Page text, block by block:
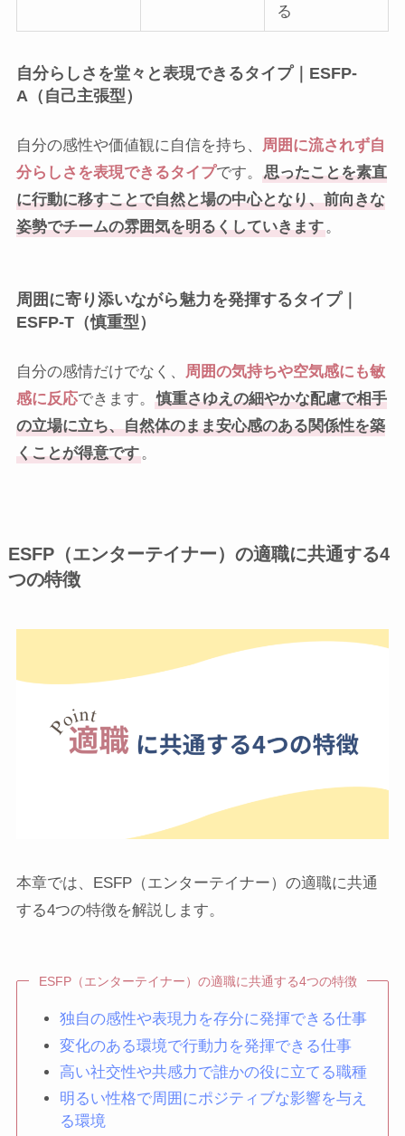
る
自分らしさを堂々と表現できるタイプ｜ESFP-
A（自己主張型）
自分の感性や価値観に自信を持ち、
周囲に流されず自
分らしさを表現できるタイプです。
思ったことを素直
に行動に移すことで自然と場の中心となり、前向きな
姿勢でチームの雰囲気を明るくしていきます。
周囲に寄り添いながら魅力を発揮するタイプ｜
ESFP-T（慎重型）
自分の感情だけでなく、 周囲の気持ちや空気感にも敏
感に反応できます。
慎重さゆえの細やかな配慮で相手
の立場に立ち、自然体のまま安心感のある関係性を築
くことが得意です。
ESFP（エンターテイナー）の適職に共通する4
つの特徴
本章では、ESFP（エンターテイナー）の適職に共通
する4つの特徴を解説します。
ESFP（エンターテイナー）の適職に共通する4つの特徴
独自の感性や表現力を存分に発揮できる仕事
変化のある環境で行動力を発揮できる仕事
高い社交性や共感力で誰かの役に立てる職種
明るい性格で周囲にポジティブな影響を与え
る環境